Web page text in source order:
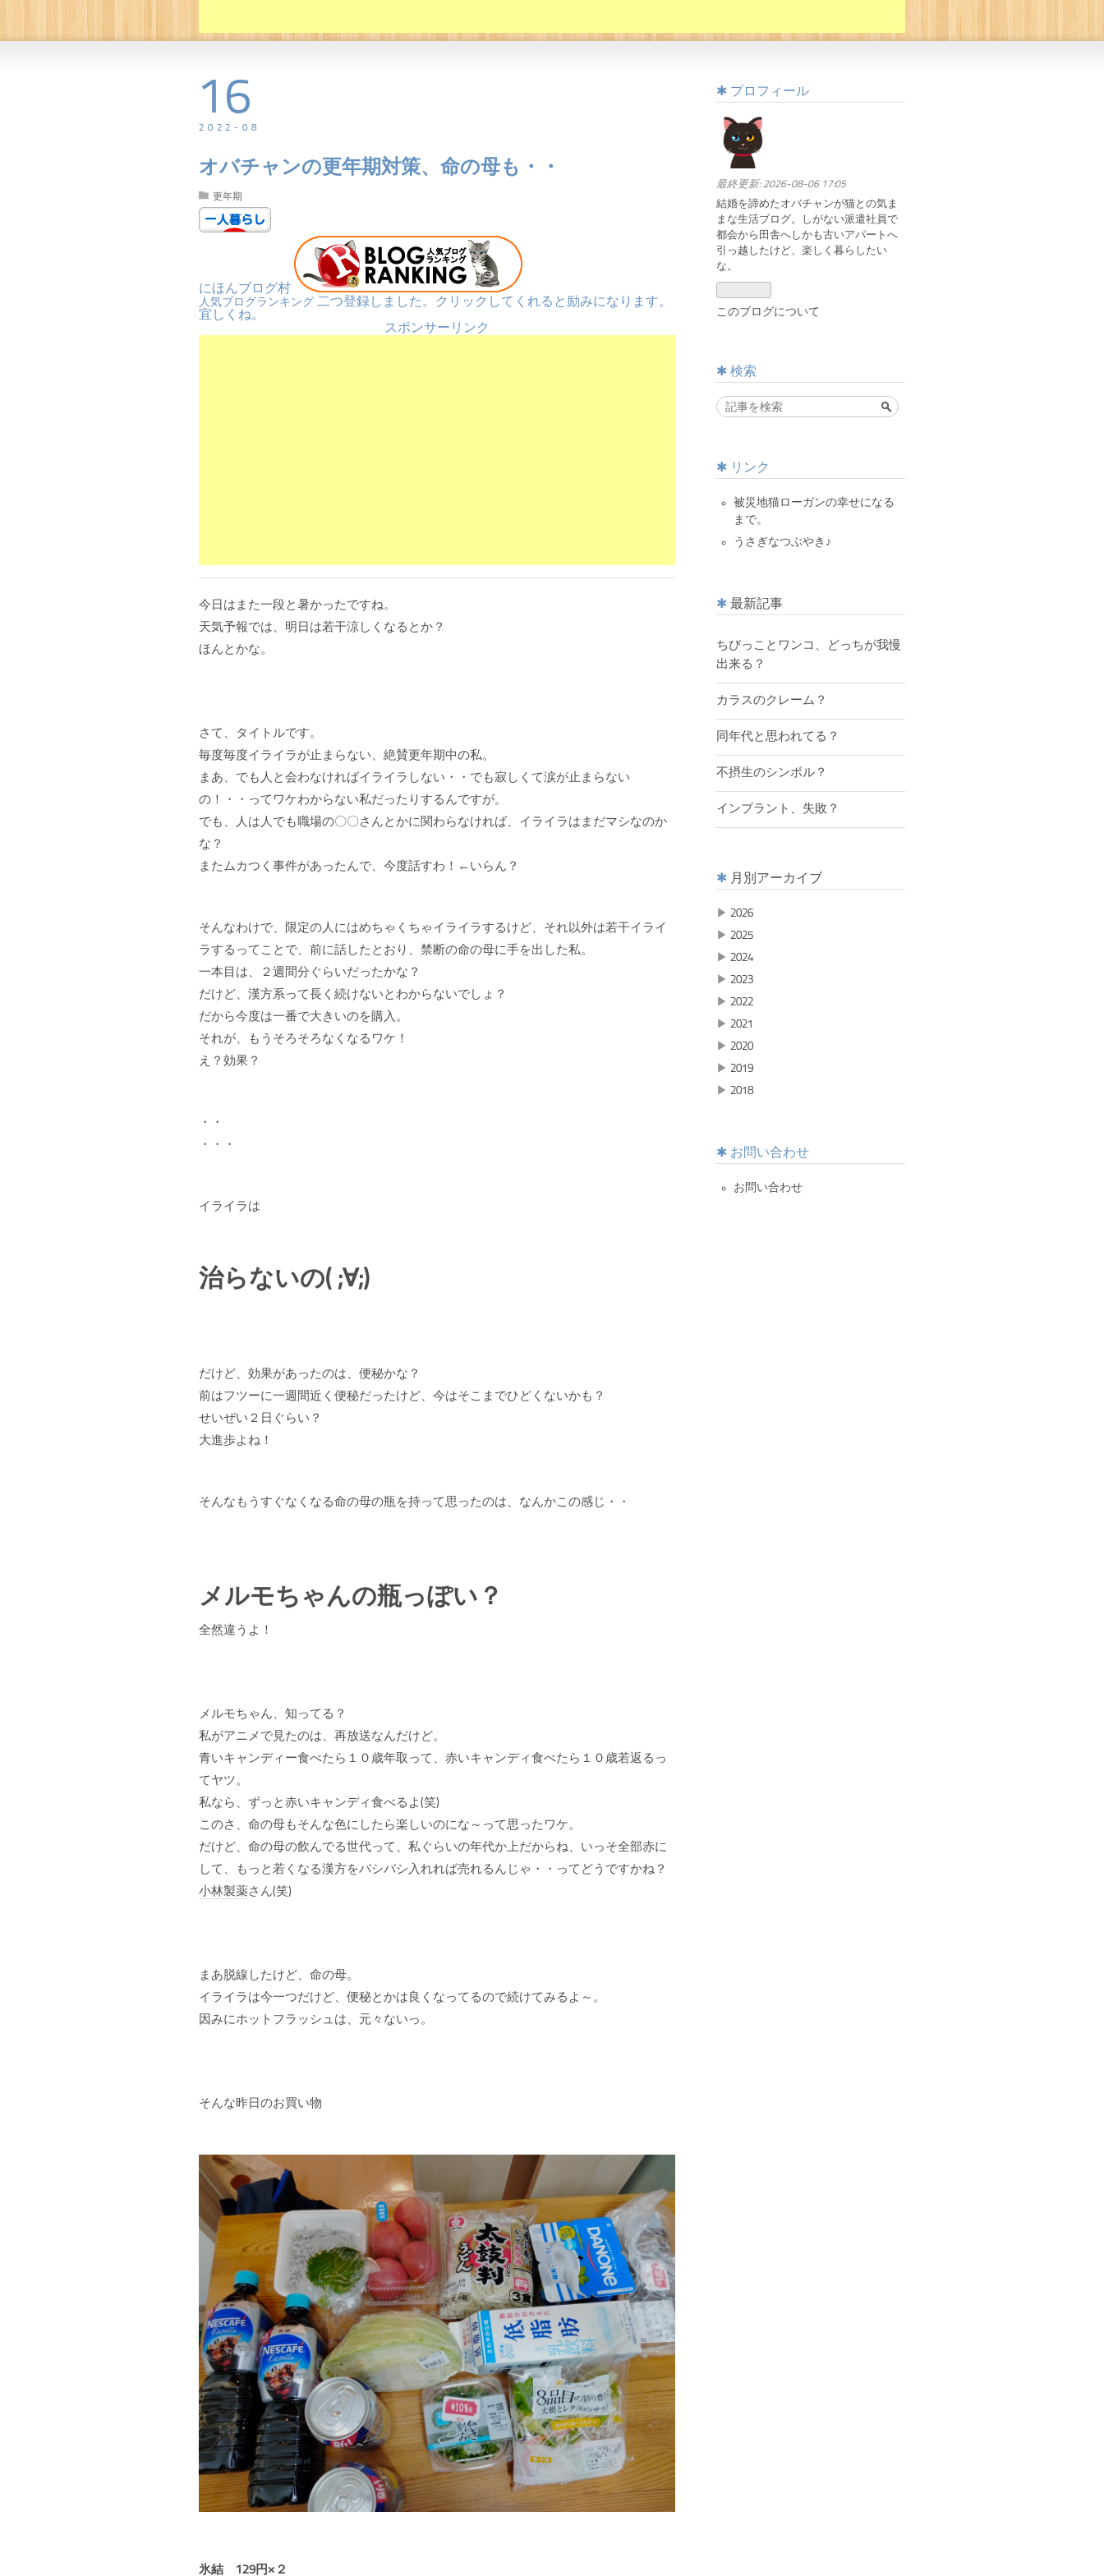
2022-08
16
オバチャンの更年期対策、命の母も・・
更年期
にほんブログ村
人気ブログランキング 二つ登録しました。クリックしてくれると励みになります。
宜しくね。
スポンサーリンク
今日はまた一段と暑かったですね。
天気予報では、明日は若干涼しくなるとか？
ほんとかな。
さて、タイトルです。
毎度毎度イライラが止まらない、絶賛更年期中の私。
まあ、でも人と会わなければイライラしない・・でも寂しくて涙が止まらない
の！・・ってワケわからない私だったりするんですが。
でも、人は人でも職場の〇〇さんとかに関わらなければ、イライラはまだマシなのか
な？
またムカつく事件があったんで、今度話すわ！←いらん？
そんなわけで、限定の人にはめちゃくちゃイライラするけど、それ以外は若干イライ
ラするってことで、前に話したとおり、禁断の命の母に手を出した私。
一本目は、２週間分ぐらいだったかな？
だけど、漢方系って長く続けないとわからないでしょ？
だから今度は一番で大きいのを購入。
それが、もうそろそろなくなるワケ！
え？効果？
・・
・・・
イライラは
治らないの( ;∀;)
だけど、効果があったのは、便秘かな？
前はフツーに一週間近く便秘だったけど、今はそこまでひどくないかも？
せいぜい２日ぐらい？
大進歩よね！
そんなもうすぐなくなる命の母の瓶を持って思ったのは、なんかこの感じ・・
メルモちゃんの瓶っぽい？
全然違うよ！
メルモちゃん、知ってる？
私がアニメで見たのは、再放送なんだけど。
青いキャンディー食べたら１０歳年取って、赤いキャンディ食べたら１０歳若返るっ
てヤツ。
私なら、ずっと赤いキャンディ食べるよ(笑)
このさ、命の母もそんな色にしたら楽しいのにな～って思ったワケ。
だけど、命の母の飲んでる世代って、私ぐらいの年代か上だからね、いっそ全部赤に
して、もっと若くなる漢方をバシバシ入れれば売れるんじゃ・・ってどうですかね？
小林製薬さん(笑)
まあ脱線したけど、命の母。
イライラは今一つだけど、便秘とかは良くなってるので続けてみるよ～。
因みにホットフラッシュは、元々ないっ。
そんな昨日のお買い物
氷結 129円×２
プロフィール
最終更新: 2026-08-06 17:05
結婚を諦めたオバチャンが猫との気ま
まな生活ブログ。しがない派遣社員で
都会から田舎へしかも古いアパートへ
引っ越したけど、楽しく暮らしたい
な。
このブログについて
検索
リンク
被災地猫ローガンの幸せになる
まで。
うさぎなつぶやき♪
最新記事
ちびっことワンコ、どっちが我慢
出来る？
カラスのクレーム？
同年代と思われてる？
不摂生のシンボル？
インプラント、失敗？
月別アーカイブ
▶ 2026
▶ 2025
▶ 2024
▶ 2023
▶ 2022
▶ 2021
▶ 2020
▶ 2019
▶ 2018
お問い合わせ
お問い合わせ